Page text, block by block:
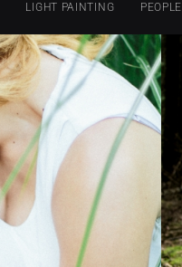
LIGHT PAINTING PEOPLE